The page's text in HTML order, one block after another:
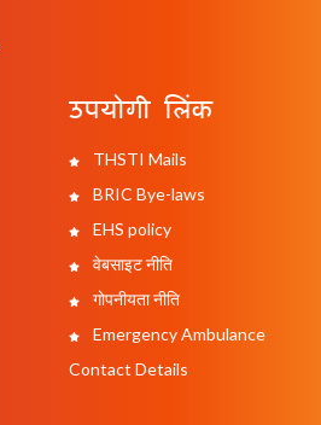
उपयोगी लिंक
THSTI Mails
BRIC Bye-laws
EHS policy
वेबसाइट नीति
गोपनीयता नीति
Emergency Ambulance
Contact Details